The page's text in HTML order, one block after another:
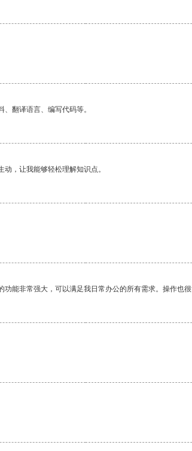
翻译语言、编写代码等。
，让我能够轻松理解知识点。
能非常强大，可以满足我日常办公的所有需求。操作也很